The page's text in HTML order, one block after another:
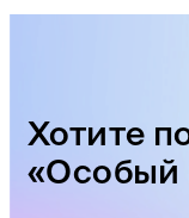
Хотите
«Особый